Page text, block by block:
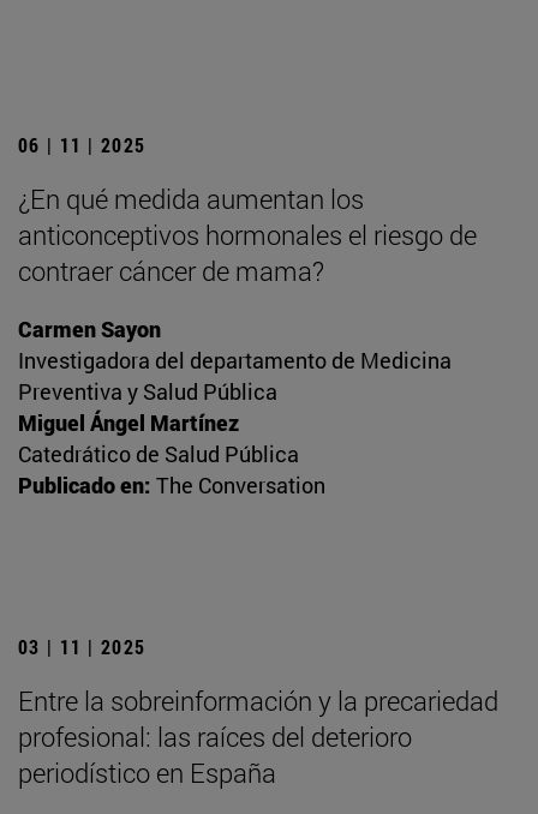
06 | 11 | 2025
¿En qué medida aumentan los
anticonceptivos hormonales el riesgo de
contraer cáncer de mama?
Carmen Sayon
Investigadora del departamento de Medicina
Preventiva y Salud Pública
Miguel Ángel Martínez
Catedrático de Salud Pública
Publicado en: The Conversation
03 | 11 | 2025
Entre la sobreinformación y la precariedad
profesional: las raíces del deterioro
periodístico en España